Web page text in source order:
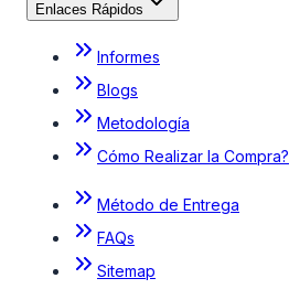
Enlaces Rápidos
Informes
Blogs
Metodología
Cómo Realizar la Compra?
Método de Entrega
FAQs
Sitemap